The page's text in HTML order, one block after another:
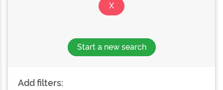
Start a new search
Add filters: